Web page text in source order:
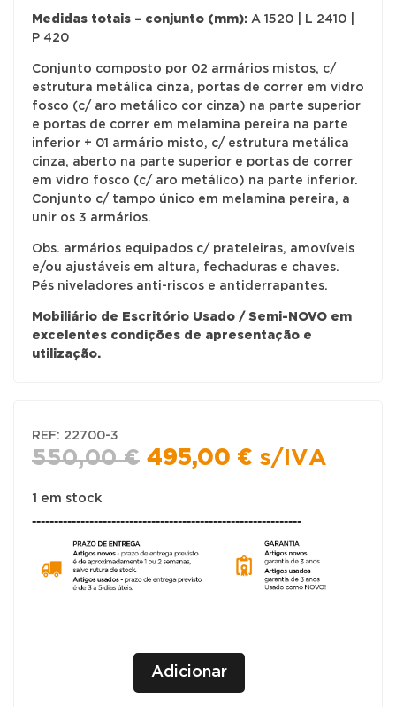
Medidas totais – conjunto (mm): A 1520 | L 2410 |
P 420
Conjunto composto por 02 armários mistos, c/
estrutura metálica cinza, portas de correr em vidro
fosco (c/ aro metálico cor cinza) na parte superior
e portas de correr em melamina pereira na parte
inferior + 01 armário misto, c/ estrutura metálica
cinza, aberto na parte superior e portas de correr
em vidro fosco (c/ aro metálico) na parte inferior.
Conjunto c/ tampo único em melamina pereira, a
unir os 3 armários.
Obs. armários equipados c/ prateleiras, amovíveis
e/ou ajustáveis em altura, fechaduras e chaves.
Pés niveladores anti-riscos e antiderrapantes.
Mobiliário de Escritório Usado / Semi-NOVO em
excelentes condições de apresentação e
utilização.
REF: 22700-3
550,00€ O
era:
550,00 €.
495,00 € O
é:
495,00 €.
s/IVA
1 em stock
-------------------------------------------------------------
Adicionar